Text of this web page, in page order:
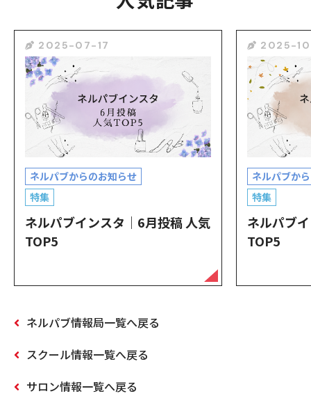
2025-07-17
ネルパブからのお知らせ
特集
ネルパブインスタ｜6月投稿 人気
TOP5
2025-
ネルパブか
特集
ネルパブ
TOP5
ネルパブ情報局一覧へ戻る
スクール情報一覧へ戻る
サロン情報一覧へ戻る